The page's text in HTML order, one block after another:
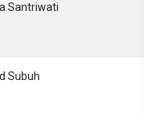
Santriwati
Subuh